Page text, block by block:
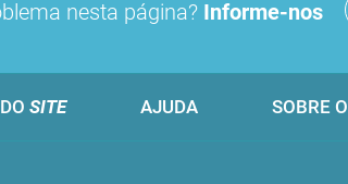
nesta página? Informe-nos
SITE AJUDA SOBRE O